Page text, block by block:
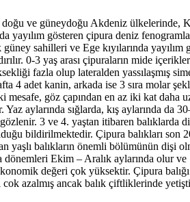
ve güneydoğu Akdeniz ülkelerinde,
yayılım gösteren çipura deniz
sahilleri ve Ege kıyılarında
0-3 yaş arası çipuraların mide
fazla olup lateralden
4 adet kanin, arkada ise 3 sıra molar
göz çapından en az iki kat daha
aylarında sığlarda, kış aylarında
3 ve 4. yaştan itibaren
bildirilmektedir. Çipura balıkları
balıkların önemli bölümünün dişi
Ekim – Aralık aylarında olur
değeri çok yüksektir. Çipura
azalmış ancak balık çiftliklerinde